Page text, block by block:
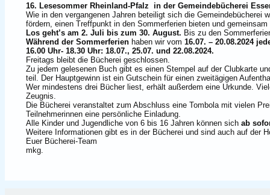
16. Lesesommer Rheinland-Pfalz in der Gemeindebücherei
Wie in den vergangenen Jahren beteiligt sich die Gemeindebücherei
fördern, einen Treffpunkt in den Sommerferien bieten und
Los geht’s am 2. Juli bis zum 30. August. Bis zu den
Während der Sommerferien haben wir vom 16.07. – 20.08.2024
16.00 Uhr- 18.30 Uhr: 18.07., 25.07. und 22.08.2024.
Freitags bleibt die Bücherei geschlossen.
Zu jedem gelesenen Buch gibt es einen Stempel auf der Clubkarte
teil. Der Hauptgewinn ist ein Gutschein für einen zweitägigen
Wer mindestens drei Bücher liest, erhält außerdem eine Urkunde.
Zeugnis.
Die Bücherei veranstaltet zum Abschluss eine Tombola mit vielen
Teilnehmerinnen eine persönliche Einladung.
Alle Kinder und Jugendliche von 6 bis 16 Jahren können sich ab
Weitere Informationen gibt es in der Bücherei und sind auch auf der
Euer Bücherei-Team
mkg.